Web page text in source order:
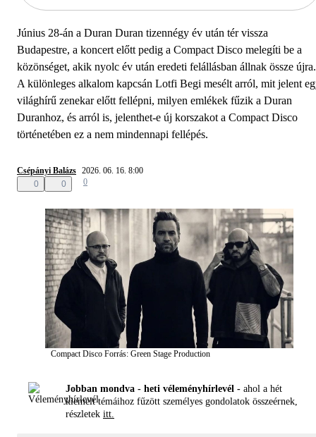
Június 28-án a Duran Duran tizennégy év után tér vissza
Budapestre, a koncert előtt pedig a Compact Disco melegíti be a
közönséget, akik nyolc év után eredeti felállásban állnak össze újra.
A különleges alkalom kapcsán Lotfi Begi mesélt arról, mit jelent
világhírű zenekar előtt fellépni, milyen emlékek fűzik a Duran
Duranhoz, és arról is, jelenthet-e új korszakot a Compact Disco
történetében ez a nem mindennapi fellépés.
Csépányi Balázs 2026. 06. 16. 8:00
0
0 0
Compact Disco Forrás: Green Stage Production
Jobban mondva - heti véleményhírlevél - ahol a hét
kiemelt témáihoz fűzött személyes gondolatok összeérnek,
részletek itt.